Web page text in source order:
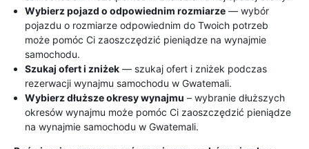
Wybierz pojazd o odpowiednim rozmiarze — wybór
pojazdu o rozmiarze odpowiednim do Twoich potrzeb
może pomóc Ci zaoszczędzić pieniądze na wynajmie
samochodu.
Szukaj ofert i zniżek — szukaj ofert i zniżek podczas
rezerwacji wynajmu samochodu w Gwatemali.
Wybierz dłuższe okresy wynajmu – wybranie dłuższych
okresów wynajmu może pomóc Ci zaoszczędzić pieniądze
na wynajmie samochodu w Gwatemali.